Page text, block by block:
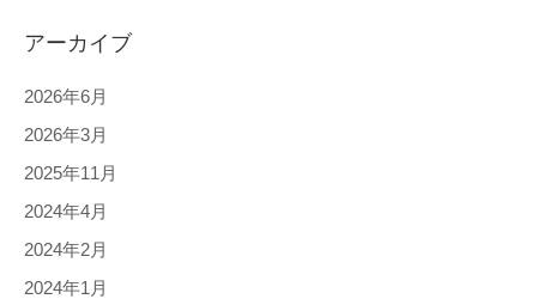
アーカイブ
2026年6月
2026年3月
2025年11月
2024年4月
2024年2月
2024年1月